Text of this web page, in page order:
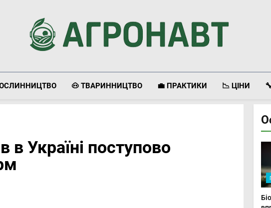
Агронавт
🐽 ТВАРИННИЦТВО 💼 ПРАКТИКИ 📉 ЦІНИ
в Україні поступово